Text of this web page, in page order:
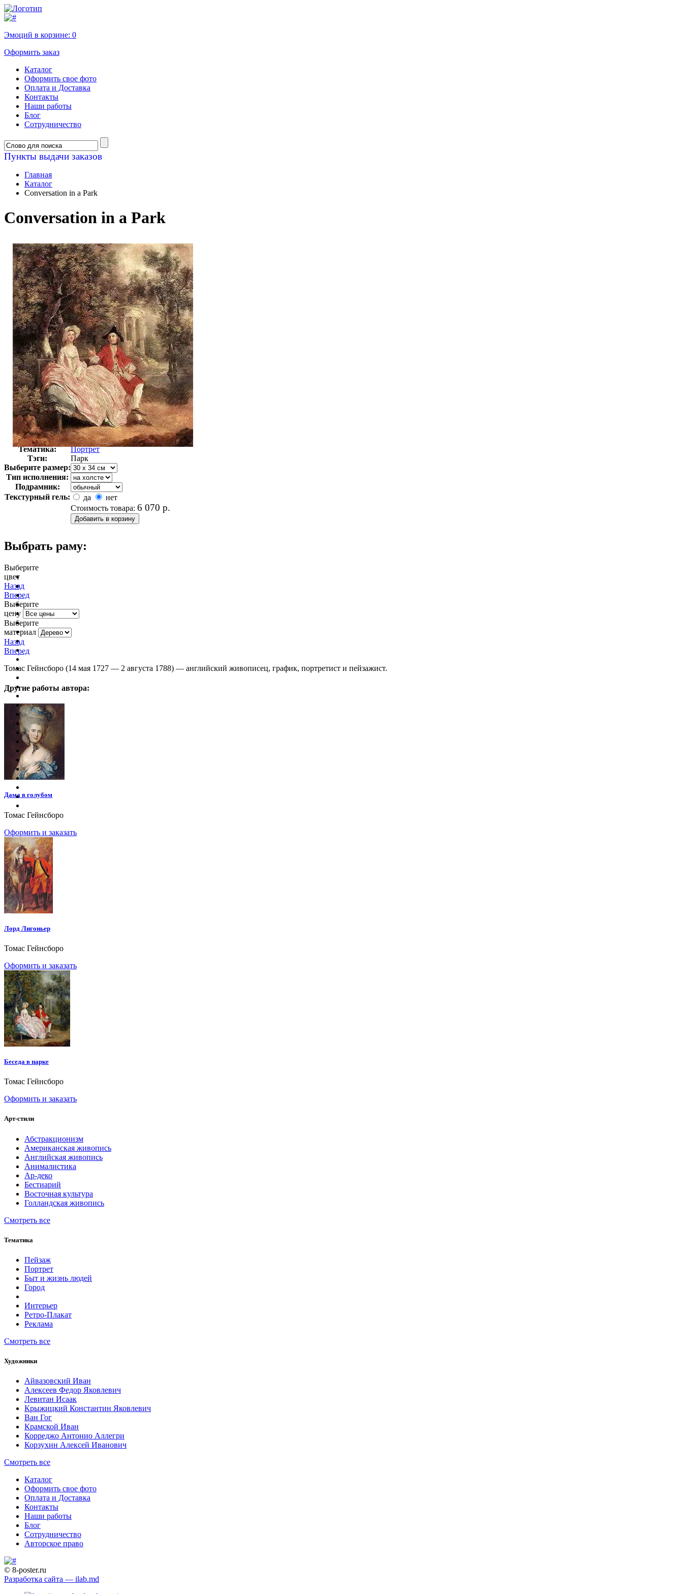
Эмоций в корзине: 0
Оформить заказ
Каталог
Оформить свое фото
Оплата и Доставка
Контакты
Наши работы
Блог
Сотрудничество
Пункты выдачи заказов
Главная
Каталог
Conversation in a Park
Conversation in a Park
Автор:
Томас Гейнсборо
Арт-стиль
Реализм
Тематика:
Портрет
Тэги:
Парк
Выберите размер:
Тип исполнения:
Подрамник:
Текстурный гель:
да
нет
Стоимость товара: 6 070 р.
Выбрать раму:
Выберите
цвет
Назад
Вперед
Выберите
цену
Выберите
материал
Назад
Вперед
Томас Гейнсборо (14 мая 1727 — 2 августа 1788) — английский живописец, график, портретист и пейзажист.
Другие работы автора:
Дама в голубом
Томас Гейнсборо
Оформить и заказать
Лорд Лигоньер
Томас Гейнсборо
Оформить и заказать
Беседа в парке
Томас Гейнсборо
Оформить и заказать
Арт-стили
Абстракционизм
Американская живопись
Английская живопись
Анималистика
Ар-деко
Бестиарий
Восточная культура
Голландская живопись
Смотреть все
Тематика
Пейзаж
Портрет
Быт и жизнь людей
Город
Интерьер
Ретро-Плакат
Реклама
Смотреть все
Художники
Айвазовский Иван
Алексеев Федор Яковлевич
Левитан Исаак
Крыжицкий Константин Яковлевич
Ван Гог
Крамской Иван
Корреджо Антонио Аллегри
Корзухин Алексей Иванович
Смотреть все
Каталог
Оформить свое фото
Оплата и Доставка
Контакты
Наши работы
Блог
Сотрудничество
Авторское право
© 8-poster.ru
Разработка сайта — ilab.md